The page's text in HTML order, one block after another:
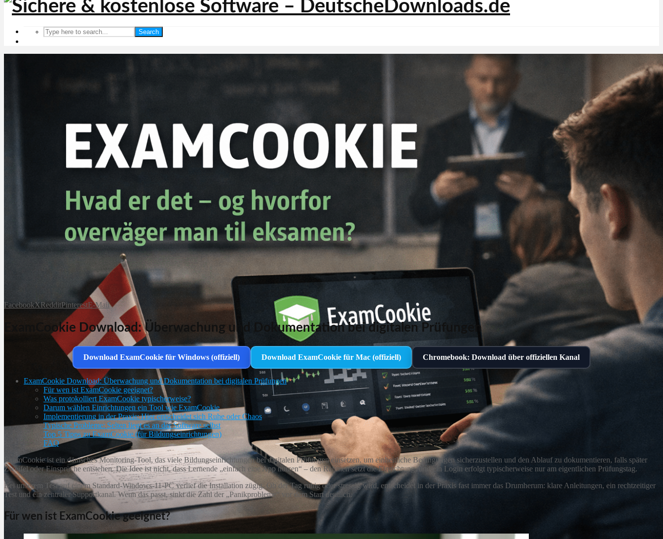
Search
FacebookXRedditPinterestE-Mail
ExamCookie Download: Überwachung und Dokumentation bei digitalen Prüfungen
Download ExamCookie für Windows (offiziell) Download ExamCookie für Mac (offiziell) Chromebook: Download über offiziellen Kanal
ExamCookie Download: Überwachung und Dokumentation bei digitalen Prüfungen
Für wen ist ExamCookie geeignet?
Was protokolliert ExamCookie typischerweise?
Darum wählen Einrichtungen ein Tool wie ExamCookie
Implementierung in der Praxis: Hier entscheidet sich Ruhe oder Chaos
Typische Probleme: Selten liegt es an der Software selbst
Top 5 Tipps zu ExamCookie (für Bildungseinrichtungen)
FAQ
ExamCookie ist ein dänisches Monitoring-Tool, das viele Bildungseinrichtungen bei digitalen Prüfungen einsetzen, um einheitliche Bedingungen sicherzustellen und den Ablauf zu dokumentieren, falls später
Zweifel oder Einsprüche entstehen. Die Idee ist nicht, dass Lernende „einfach eine App nutzen“ – den Rahmen setzt die Einrichtung, und ein Login erfolgt typischerweise nur am eigentlichen Prüfungstag.
Bei unserem Test auf einem Standard‑Windows‑11‑PC verlief die Installation zügig. Ob der Tag ruhig oder stressig wird, entscheidet in der Praxis fast immer das Drumherum: klare Anleitungen, ein rechtzeitiger
Test und ein zentraler Supportkanal. Wenn das passt, sinkt die Zahl der „Panikprobleme“ vor dem Start deutlich.
Für wen ist ExamCookie geeignet?